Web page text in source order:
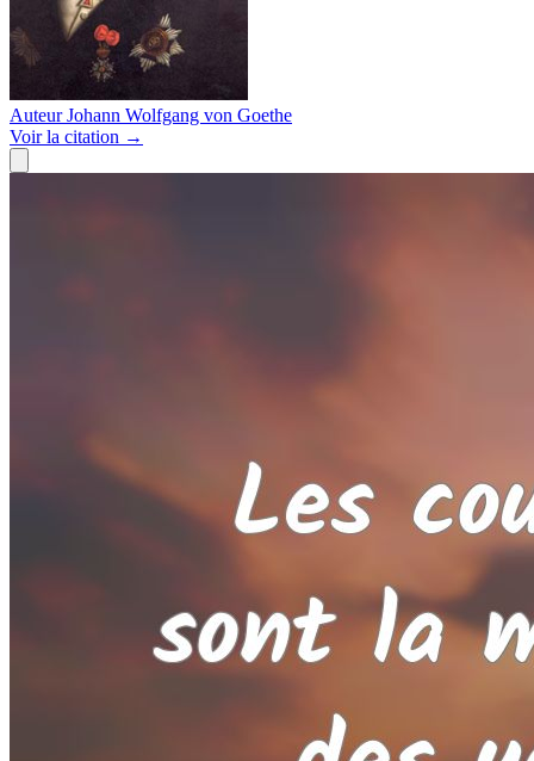
Auteur Johann Wolfgang von Goethe
Voirla citation →